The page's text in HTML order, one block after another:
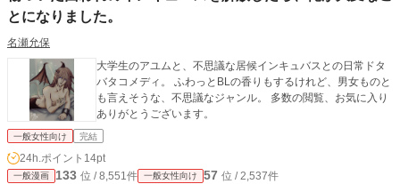
とになりました。
名瀬允保
大学生のアユムと、不思議な居候インキュバスとの日常ドタ
バタコメディ。 ふわっとBLの香りもするけれど、男女ものと
も言えそうな、不思議なジャンル。 多数の閲覧、お気に入り
ありがとうございます。
一般女性向け 完結
24h.ポイント 14pt
一般漫画 133 位 / 8,551件 一般女性向け 57 位 / 2,537件